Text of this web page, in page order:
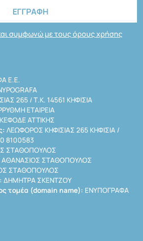
συμφωνώ με τους όρους χρήσης
Ε.Ε.
265 / Τ.Κ. 14561 ΚΗΦΙΣΙΑ
ΕΤΑΙΡΕΙΑ
ΚΕΦΟΔΕ ΑΤΤΙΚΗΣ
ΛΕΩΦΟΡΟΣ ΚΗΦΙΣΙΑΣ 265 ΚΗΦΙΣΙΑ /
8100583
ΣΤΑΘΟΠΟΥΛΟΣ
ΑΘΑΝΑΣΙΟΣ ΣΤΑΘΟΠΟΥΛΟΣ
ΣΤΑΘΟΠΟΥΛΟΣ
ΔΗΜΗΤΡΑ ΣΚΕΝΤΖΟΥ
τομέα (domain name): ΕΝΥΠΟΓΡΑΦΑ